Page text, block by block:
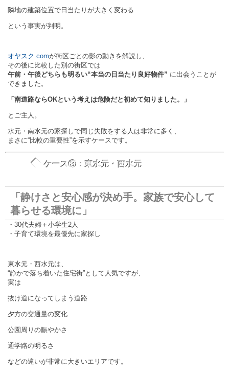
隣地の建築位置で日当たりが大きく変わる
という事実が判明。
オヤスク.comが街区ごとの影の動きを解説し、
その後に比較した別の街区では
午前・午後どちらも明るい“本当の日当たり良好物件” に出会うことが
できました。
「南道路ならOKという考えは危険だと初めて知りました。」
とご主人。
水元・南水元の家探しで同じ失敗をする人は非常に多く、
まさに“比較の重要性”を示すケースです。
◆ケース③：東水元・西水元
「静けさと安心感が決め手。家族で安心して
暮らせる環境に」
・30代夫婦＋小学生2人
・子育て環境を最優先に家探し
東水元・西水元は、
“静かで落ち着いた住宅街”として人気ですが、
実は
抜け道になってしまう道路
夕方の交通量の変化
公園周りの賑やかさ
通学路の明るさ
などの違いが非常に大きいエリアです。